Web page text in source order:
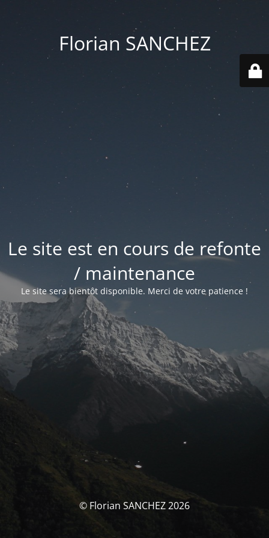
Florian SANCHEZ
Le site est en cours de refonte
/ maintenance
Le site sera bientôt disponible. Merci de votre patience !
© Florian SANCHEZ 2026